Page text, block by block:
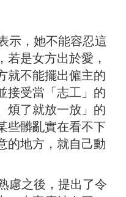
，她不能容忍這
若是女方出於愛，
就不能擺出僱主的
接受當「志工」的
煩了就放一放」的
些髒亂實在看不下
的地方，就自己動
之後，提出了令